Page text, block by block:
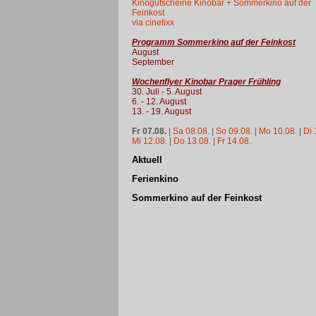
Kinogutscheine Kinobar + Sommerkino auf der
Feinkost
via cinetixx
Programm Sommerkino auf der Feinkost
August
September
Wochenflyer Kinobar Prager Frühling
30. Juli - 5. August
6. - 12. August
13. - 19. August
Fr 07.08.| Sa 08.08. | So 09.08. | Mo 10.08. | Di
Mi 12.08. | Do 13.08. | Fr 14.08.
Aktuell
Ferienkino
Sommerkino auf der Feinkost